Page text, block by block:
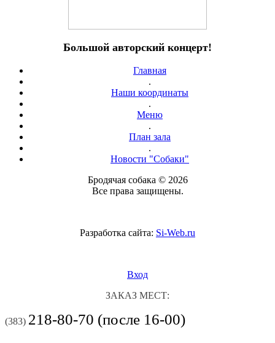
Большой авторский концерт!
Главная
.
Наши координаты
.
Меню
.
План зала
.
Новости "Собаки"
Бродячая собака © 2026
Все права защищены.
Разработка сайта: Si-Web.ru
Вход
ЗАКАЗ МЕСТ:
(383) 218-80-70 (после 16-00)